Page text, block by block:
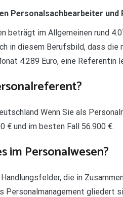
Personalsachbearbeiter
beträgt im Allgemeinen rund
in diesem Berufsbild, dass die
4.289 Euro, eine Referentin
Wenn Sie als
€ und im besten Fall 56.900 €.
im Personalwesen?
die in
Personalmanagement gliedert